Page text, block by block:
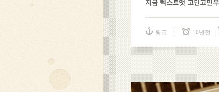
지금 텍스트앳 고민고민
링크 10년전